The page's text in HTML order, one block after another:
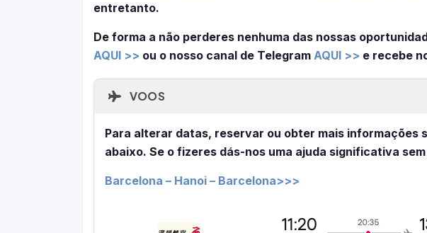
entretanto.
De forma a não perderes nenhuma das nossas
AQUI >> ou o nosso canal de Telegram AQUI >> e recebe
VOOS
Para alterar datas, reservar ou obter mais informações
abaixo. Se o fizeres dás-nos uma ajuda significativa
Barcelona – Hanoi – Barcelona>>>